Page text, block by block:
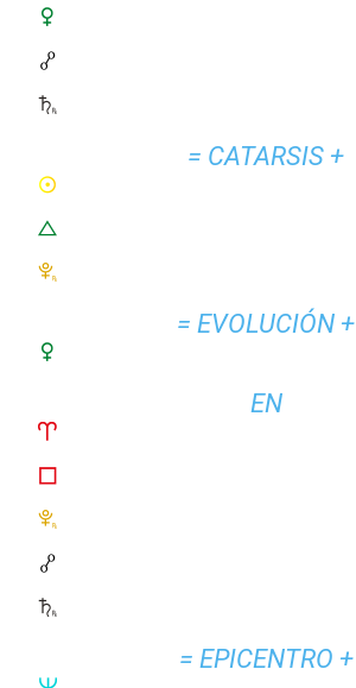
= CATARSIS +
= EVOLUCIÓN +
EN
= EPICENTRO +